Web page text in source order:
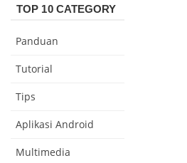
TOP 10 CATEGORY
Panduan
Tutorial
Tips
Aplikasi Android
Multimedia